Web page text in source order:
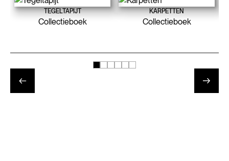
TEGELTAPIJT
Collectieboek
KARPETTEN
Collectieboek